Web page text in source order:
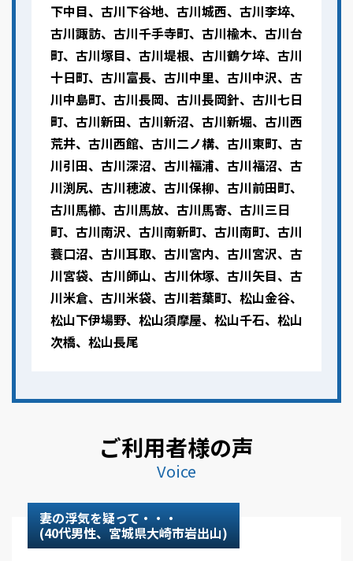
下中目、古川下谷地、古川城西、古川李埣、
古川諏訪、古川千手寺町、古川楡木、古川台
町、古川塚目、古川堤根、古川鶴ケ埣、古川
十日町、古川富長、古川中里、古川中沢、古
川中島町、古川長岡、古川長岡針、古川七日
町、古川新田、古川新沼、古川新堀、古川西
荒井、古川西館、古川二ノ構、古川東町、古
川引田、古川深沼、古川福浦、古川福沼、古
川渕尻、古川穂波、古川保柳、古川前田町、
古川馬櫛、古川馬放、古川馬寄、古川三日
町、古川南沢、古川南新町、古川南町、古川
蓑口沼、古川耳取、古川宮内、古川宮沢、古
川宮袋、古川師山、古川休塚、古川矢目、古
川米倉、古川米袋、古川若葉町、松山金谷、
松山下伊場野、松山須摩屋、松山千石、松山
次橋、松山長尾
ご利用者様の声
Voice
妻の浮気を疑って・・・
(40代男性、宮城県大崎市岩出山)